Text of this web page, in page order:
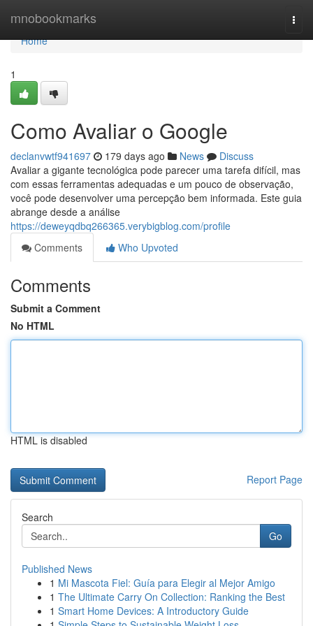
mnobookmarks
Home
Home
1
Como Avaliar o Google
declanvwtf941697 179 days ago News
Discuss
Avaliar a gigante tecnológica pode parecer uma tarefa difícil, mas
com essas ferramentas adequadas e um pouco de observação,
você pode desenvolver uma percepção bem informada. Este guia
abrange desde a análise
https://deweyqdbq266365.verybigblog.com/profile
Comments
Who Upvoted
Comments
Submit a Comment
No HTML
HTML is disabled
Report Page
Search
Go
Published News
1 Mi Mascota Fiel: Guía para Elegir al Mejor Amigo
1 The Ultimate Carry On Collection: Ranking the Best
1 Smart Home Devices: A Introductory Guide